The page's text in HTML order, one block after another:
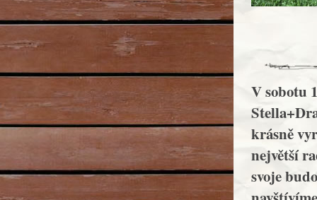
V sobotu
krásně
největší
svoje